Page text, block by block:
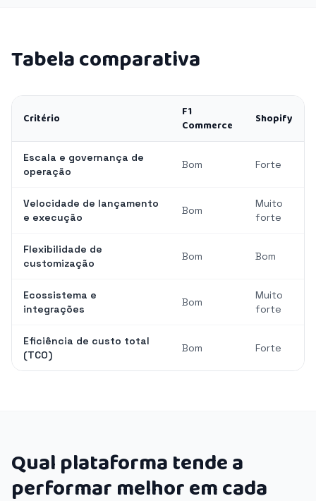
Tabela comparativa
Critério
F1
Commerce
Shopify
Escala e governança de
operação
Bom Forte
Velocidade de lançamento
e execução
Bom
Muito
forte
Flexibilidade de
customização
Bom Bom
Ecossistema e
integrações
Bom
Muito
forte
Eficiência de custo total
(TCO)
Bom Forte
Qual plataforma tende a
performar melhor em cada